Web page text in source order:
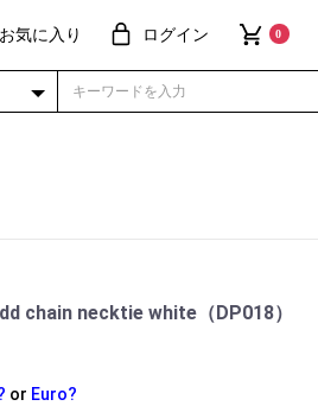
お気に入り ログイン 0
dd chain necktie white（DP018）
or Euro?